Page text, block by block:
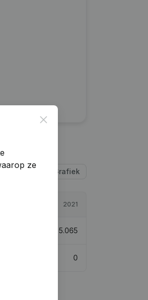
Tabel Grafiek
2021
5.065
0
Close
ze